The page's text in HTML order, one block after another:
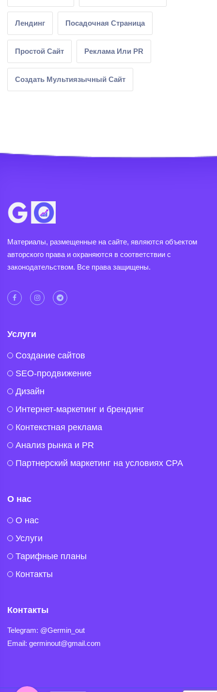
Лендинг Посадочная Страница
Простой Сайт Реклама Или PR
Создать Мультиязычный Сайт
Материалы, размещенные на сайте, являются объектом
авторского права и охраняются в соответствии с
законодательством. Все права защищены.
Услуги
Создание сайтов
SEO-продвижение
Дизайн
Интернет-маркетинг и брендинг
Контекстная реклама
Анализ рынка и PR
Партнерский маркетинг на условиях CPA
О нас
O нас
Услуги
Тарифные планы
Контакты
Контакты
Telegram: @Germin_out
Email: germinout@gmail.com